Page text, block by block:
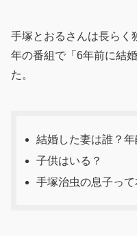
手塚とおるさんは長らく
年の番組で「6年前に結
た。
結婚した妻は誰？年
子供はいる？
手塚治虫の息子って